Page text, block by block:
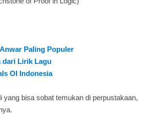
Paling Populer
dari Lirik Lagu
OI Indonesia
bisa sobat temukan di perpustakaan,